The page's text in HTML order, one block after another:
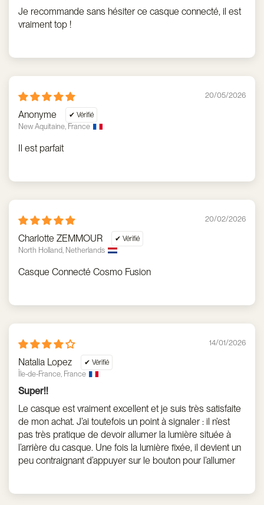
Je recommande sans hésiter ce casque connecté, il est
vraiment top !
20/05/2026
Anonyme
New Aquitaine, France
Il est parfait
20/02/2026
Charlotte ZEMMOUR
North Holland, Netherlands
Casque Connecté Cosmo Fusion
14/01/2026
Natalia Lopez
Île-de-France, France
Super!!
Le casque est vraiment excellent et je suis très satisfaite
de mon achat. J’ai toutefois un point à signaler : il n’est
pas très pratique de devoir allumer la lumière située à
l’arrière du casque. Une fois la lumière fixée, il devient un
peu contraignant d’appuyer sur le bouton pour l’allumer